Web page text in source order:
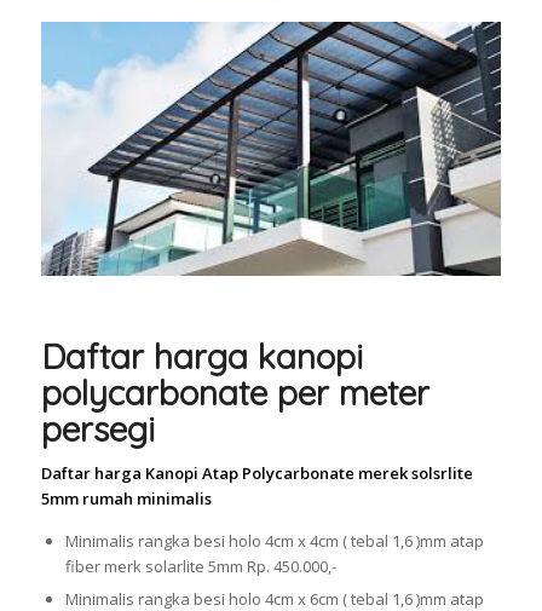
Daftar harga kanopi
polycarbonate per meter
persegi
Daftar harga Kanopi Atap Polycarbonate merek solsrlite
5mm rumah minimalis
Minimalis rangka besi holo 4cm x 4cm ( tebal 1,6 )mm atap
fiber merk solarlite 5mm Rp. 450.000,-
Minimalis rangka besi holo 4cm x 6cm ( tebal 1,6 )mm atap